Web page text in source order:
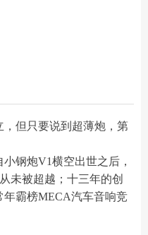
但只要说到超薄炮，第
钢炮V1横空出世之后，
未被超越；十三年的创
年霸榜MECA汽车音响竞